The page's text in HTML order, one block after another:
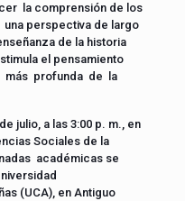
la comprensión de los
perspectiva de largo
de la historia
el pensamiento
más profunda de la
julio, a las 3:00 p. m., en
Sociales de la
académicas se
(UCA), en Antiguo